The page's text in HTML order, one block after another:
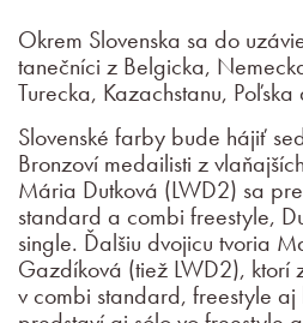
Okrem Slovenska sa do
tanečníci z Belgicka,
Turecka, Kazachstanu, Poľska
Slovenské farby bude hájiť
Bronzoví medailisti z
Mária Dutková (LWD2) sa
standard a combi freestyle,
single. Ďalšiu dvojicu tvoria
Gazdíková (tiež LWD2), ktorí
v combi standard, freestyle